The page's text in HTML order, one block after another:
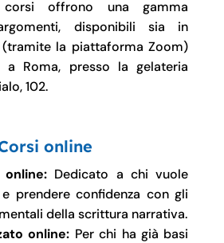
offrono una gamma
disponibili sia in
la piattaforma Zoom)
a Roma, presso la gelateria
102.
online
online: Dedicato a chi vuole
prendere confidenza con gli
della scrittura narrativa.
online: Per chi ha già basi